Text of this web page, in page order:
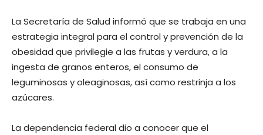
La Secretaría de Salud informó que se trabaja en una
estrategia integral para el control y prevención de la
obesidad que privilegie a las frutas y verdura, a la
ingesta de granos enteros, el consumo de
leguminosas y oleaginosas, así como restrinja a los
azúcares.
La dependencia federal dio a conocer que el